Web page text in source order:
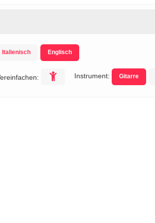
Italienisch Englisch
Instrument: Gitarre